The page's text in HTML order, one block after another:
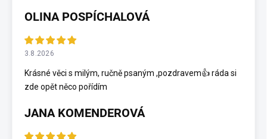
OLINA POSPÍCHALOVÁ
3.8.2026
Krásné věci s milým, ručně psaným ,pozdravem👍 ráda si
zde opět něco pořídím
JANA KOMENDEROVÁ